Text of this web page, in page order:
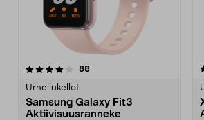
88arvostelut
Urheilukellot
Samsung Galaxy Fit3
Aktiivisuusranneke
4.5 viidestä